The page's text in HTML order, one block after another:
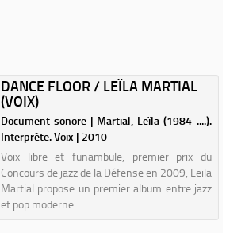
DANCE FLOOR / LEÏLA MARTIAL
(VOIX)
Document sonore | Martial, Leïla (1984-....).
Interprète. Voix | 2010
Voix libre et funambule, premier prix du
Concours de jazz de la Défense en 2009, Leïla
Martial propose un premier album entre jazz
et pop moderne.